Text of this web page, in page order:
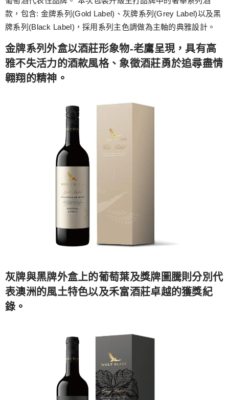
款，包含: 金牌系列(Gold Label)、灰牌系列(Grey Label)以及黑
牌系列(Black Label)，採用系列主色調做為主軸的典雅設計。
金牌系列外盒以酒莊形象物-老鷹呈現，具有高
雅不失活力的酒款風格、象徵酒莊勇於追尋盡情
翱翔的精神。
灰牌與黑牌外盒上的葡萄葉及獎牌圖騰則分別代
表澳洲的風土特色以及禾富酒莊卓越的獲獎紀
錄。